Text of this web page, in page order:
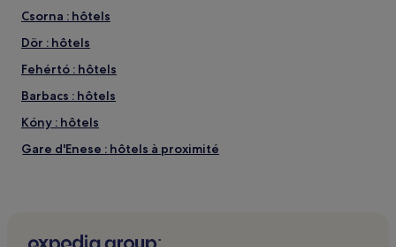
Csorna : hôtels
Dör : hôtels
Fehértó : hôtels
Barbacs : hôtels
Kóny : hôtels
Gare d'Enese : hôtels à proximité